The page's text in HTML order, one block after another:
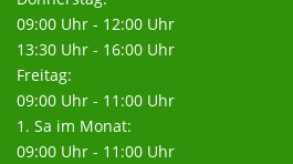
09:00 Uhr - 12:00 Uhr
13:30 Uhr - 16:00 Uhr
Freitag:
09:00 Uhr - 11:00 Uhr
1. Sa im Monat:
09:00 Uhr - 11:00 Uhr